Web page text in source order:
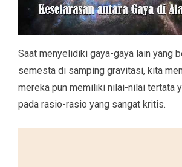
Saat menyelidiki gaya-gaya lain yang
semesta di samping gravitasi, kita
mereka pun memiliki nilai-nilai tertata
pada rasio-rasio yang sangat kritis.